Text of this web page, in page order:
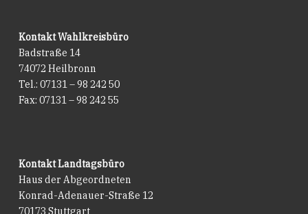
Kontakt Wahlkreisbüro
Badstraße 14
74072 Heilbronn
Tel.: 07131 – 98 242 50
Fax: 07131 – 98 242 55
Kontakt Landtagsbüro
Haus der Abgeordneten
Konrad-Adenauer-Straße 12
70173 Stuttgart